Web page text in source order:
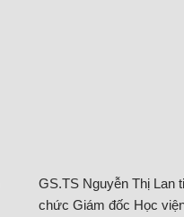
GS.TS Nguyễn Thị Lan
chức Giám đốc Học